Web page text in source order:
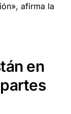
afirma la
en